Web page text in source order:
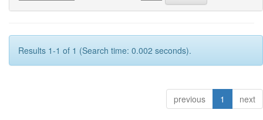
Results 1-1 of 1 (Search time: 0.002 seconds).
previous 1 next